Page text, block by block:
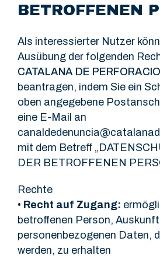
BETROFFENEN
Als interessierter Nutzer
Ausübung der folgenden
CATALANA DE
beantragen, indem Sie ein
oben angegebene
eine E-Mail an
mit dem Betreff
DER BETROFFENEN
Rechte
• Recht auf Zugang:
betroffenen Person,
personenbezogenen Daten,
werden, zu erhalten